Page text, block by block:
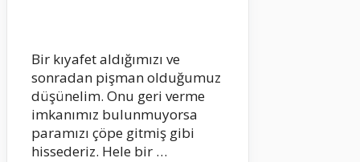
Bir kıyafet aldığımızı ve
sonradan pişman olduğumuz
düşünelim. Onu geri verme
imkanımız bulunmuyorsa
paramızı çöpe gitmiş gibi
hissederiz. Hele bir …